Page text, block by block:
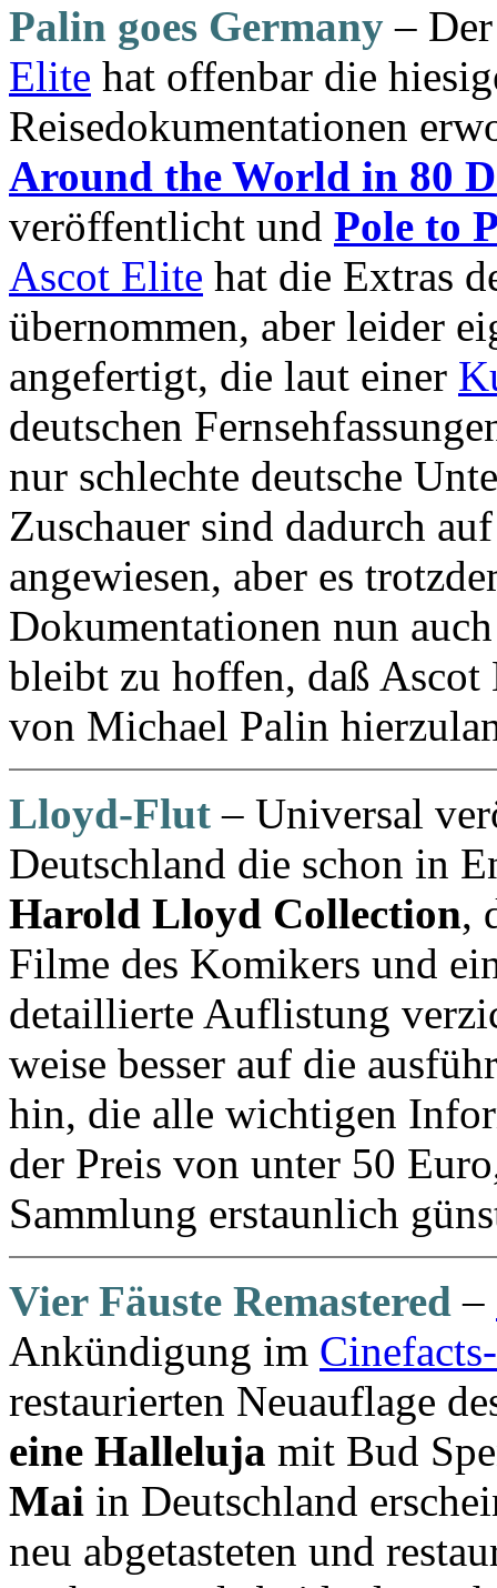
Palin goes Germany –
Elite hat offenbar die
Reisedokumentationen
Around the World in 80
veröffentlicht und Pole to
Ascot Elite hat die Extras
übernommen, aber leider
angefertigt, die laut einer
deutschen
nur schlechte deutsche
Zuschauer sind dadurch
angewiesen, aber es
Dokumentationen nun
bleibt zu hoffen, daß Ascot
von Michael Palin
Lloyd-Flut – Universal
Deutschland die schon in
Harold Lloyd Collection,
Filme des Komikers und
detaillierte Auflistung
weise besser auf die
hin, die alle wichtigen
der Preis von unter 50
Sammlung erstaunlich
Vier Fäuste Remastered –
Ankündigung im
restaurierten Neuauflage
eine Halleluja mit Bud
Mai in Deutschland
neu abgetasteten und